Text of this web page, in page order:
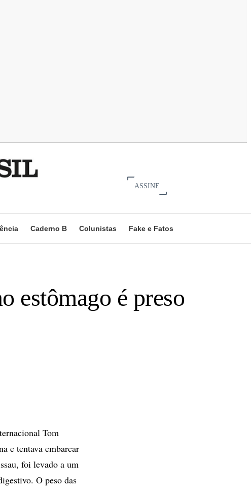
ASSINE
Caderno B Colunistas Fake e Fatos
estômago é preso
Tom
e tentava embarcar
foi levado a um
O peso das